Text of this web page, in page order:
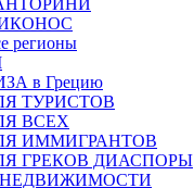
регионы
в Грецию
ТУРИСТОВ
ВСЕХ
ИММИГРАНТОВ
ГРЕКОВ ДИАСПОРЫ